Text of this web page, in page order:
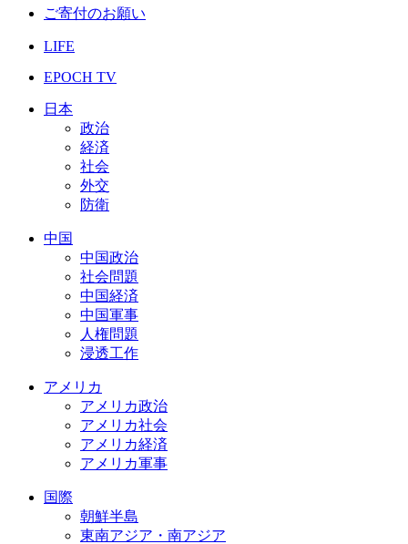
ご寄付のお願い
LIFE
EPOCH TV
日本
政治
経済
社会
外交
防衛
中国
中国政治
社会問題
中国経済
中国軍事
人権問題
浸透工作
アメリカ
アメリカ政治
アメリカ社会
アメリカ経済
アメリカ軍事
国際
朝鮮半島
東南アジア・南アジア